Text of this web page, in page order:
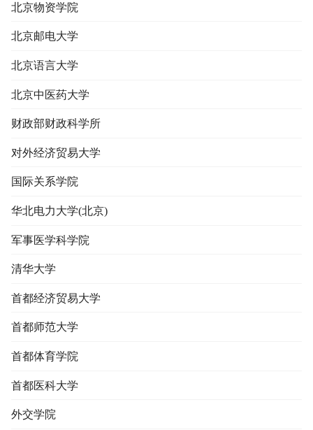
北京物资学院
北京邮电大学
北京语言大学
北京中医药大学
财政部财政科学所
对外经济贸易大学
国际关系学院
华北电力大学(北京)
军事医学科学院
清华大学
首都经济贸易大学
首都师范大学
首都体育学院
首都医科大学
外交学院